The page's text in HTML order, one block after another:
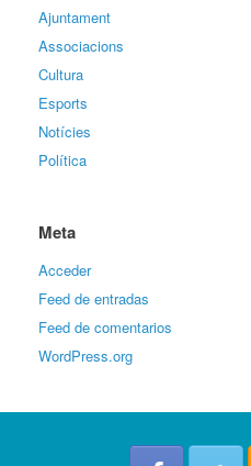
Ajuntament
Associacions
Cultura
Esports
Notícies
Política
Meta
Acceder
Feed de entradas
Feed de comentarios
WordPress.org